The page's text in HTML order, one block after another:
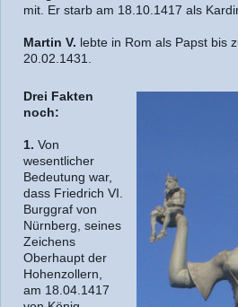
mit. Er starb am 18.10.1417 als
Martin V. lebte in Rom als Papst bis
20.02.1431.
Drei Fakten
noch:
1. Von
wesentlicher
Bedeutung war,
dass Friedrich VI.
Burggraf von
Nürnberg, seines
Zeichens
Oberhaupt der
Hohenzollern,
am 18.04.1417